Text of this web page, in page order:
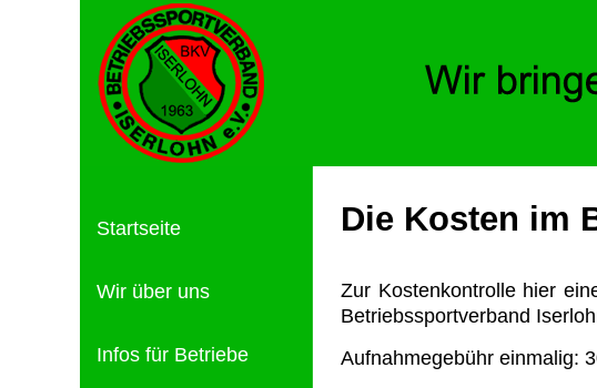
Startseite
Wir über uns
Infos für Betriebe
Die Kosten im
Zur Kostenkontrolle hier
Betriebssportverband
Aufnahmegebühr einmalig: